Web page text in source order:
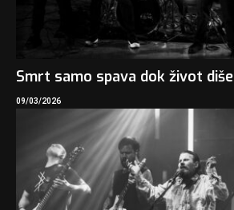
Smrt samo spava dok život diše
09/03/2026